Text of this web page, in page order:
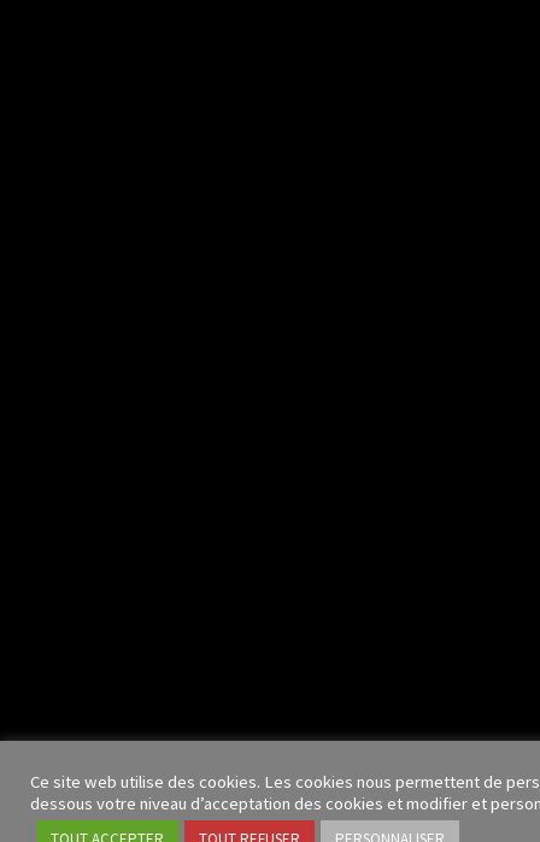
Ce site web utilise des cookies. Les cookies nous permettent de
dessous votre niveau d’acceptation des cookies et modifier et